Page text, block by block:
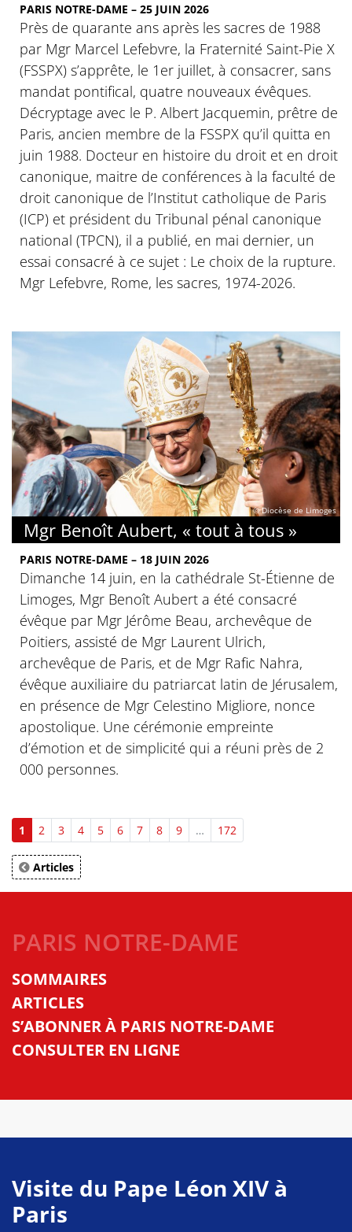
PARIS NOTRE-DAME – 25 JUIN 2026
Près de quarante ans après les sacres de 1988
par Mgr Marcel Lefebvre, la Fraternité Saint-Pie X
(FSSPX) s’apprête, le 1er juillet, à consacrer, sans
mandat pontifical, quatre nouveaux évêques.
Décryptage avec le P. Albert Jacquemin, prêtre de
Paris, ancien membre de la FSSPX qu’il quitta en
juin 1988. Docteur en histoire du droit et en droit
canonique, maitre de conférences à la faculté de
droit canonique de l’Institut catholique de Paris
(ICP) et président du Tribunal pénal canonique
national (TPCN), il a publié, en mai dernier, un
essai consacré à ce sujet : Le choix de la rupture.
Mgr Lefebvre, Rome, les sacres, 1974-2026.
© Diocèse de Limoges
Mgr Benoît Aubert, « tout à tous »
PARIS NOTRE-DAME – 18 JUIN 2026
Dimanche 14 juin, en la cathédrale St-Étienne de
Limoges, Mgr Benoît Aubert a été consacré
évêque par Mgr Jérôme Beau, archevêque de
Poitiers, assisté de Mgr Laurent Ulrich,
archevêque de Paris, et de Mgr Rafic Nahra,
évêque auxiliaire du patriarcat latin de Jérusalem,
en présence de Mgr Celestino Migliore, nonce
apostolique. Une cérémonie empreinte
d’émotion et de simplicité qui a réuni près de 2
000 personnes.
1 2 3 4 5 6 7 8 9 … 172
Articles
PARIS NOTRE-DAME
SOMMAIRES
ARTICLES
S’ABONNER À PARIS NOTRE-DAME
CONSULTER EN LIGNE
Visite du Pape Léon XIV à
Paris